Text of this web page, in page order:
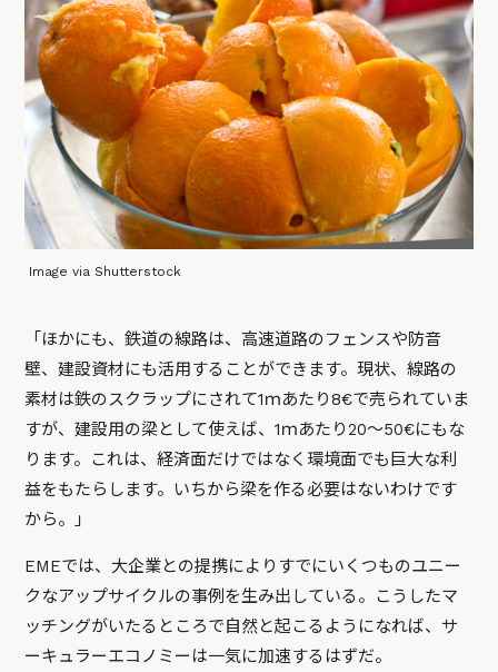
Image via Shutterstock
「ほかにも、鉄道の線路は、高速道路のフェンスや防音
壁、建設資材にも活用することができます。現状、線路の
素材は鉄のスクラップにされて1ｍあたり8€で売られていま
すが、建設用の梁として使えば、1ｍあたり20～50€にもな
ります。これは、経済面だけではなく環境面でも巨大な利
益をもたらします。いちから梁を作る必要はないわけです
から。」
EMEでは、大企業との提携によりすでにいくつものユニー
クなアップサイクルの事例を生み出している。こうしたマ
ッチングがいたるところで自然と起こるようになれば、サ
ーキュラーエコノミーは一気に加速するはずだ。